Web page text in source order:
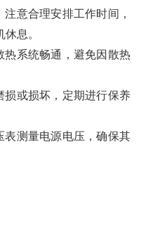
意合理安排工作时间，
息。
热系统畅通，避免因散热
损或损坏，定期进行保养
表测量电源电压，确保其